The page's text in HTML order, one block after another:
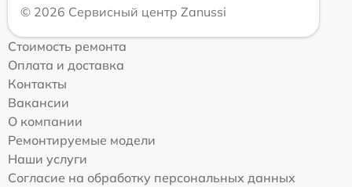
© 2026 Сервисный центр Zanussi
Стоимость ремонта
Оплата и доставка
Контакты
Вакансии
О компании
Ремонтируемые модели
Наши услуги
Согласие на обработку персональных данных